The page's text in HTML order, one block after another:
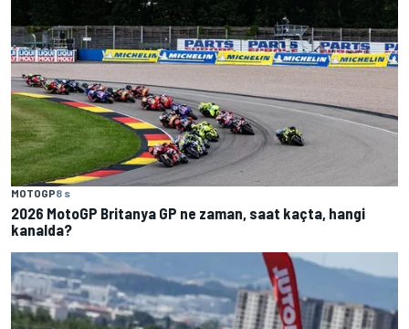
MOTOGP8 s
2026 MotoGP Britanya GP ne zaman, saat kaçta, hangi
kanalda?